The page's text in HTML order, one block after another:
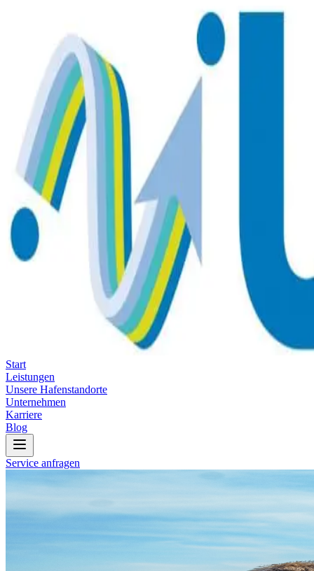
Start
Leistungen
Unsere Hafenstandorte
Unternehmen
Karriere
Blog
Service anfragen